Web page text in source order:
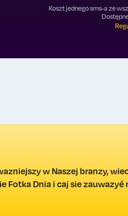
Koszt jednego sms-a ze
w Naszej branzy,
Fotka Dnia i caj sie zauwazyé